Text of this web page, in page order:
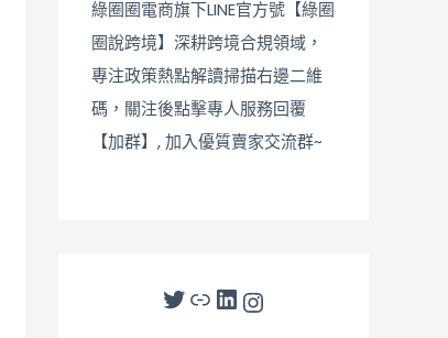
綠圈圈電商旗下LINE官方號【綠圈
圈說跨境】深耕跨境合規領域，
專注政策熱點解讀掃描右邊二維
碼，關注後點擊專人服務回覆
【加群】, 加入優質賣家交流群~